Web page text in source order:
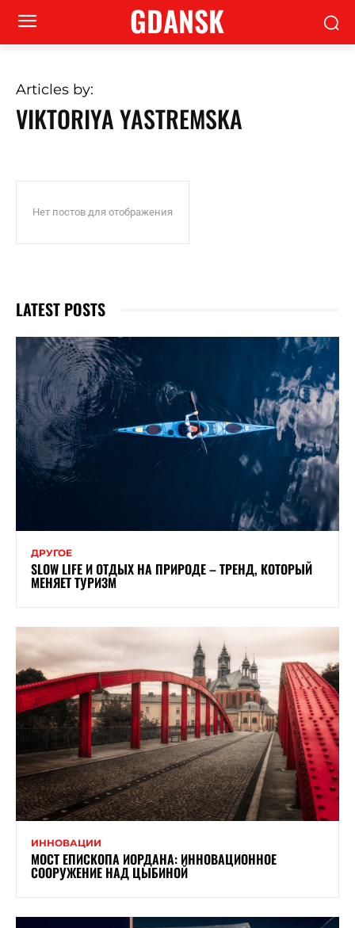
GDANSK
Articles by:
VIKTORIYA YASTREMSKA
Нет постов для отображения
LATEST POSTS
ДРУГОЕ
SLOW LIFE И ОТДЫХ НА ПРИРОДЕ – ТРЕНД, КОТОРЫЙ
МЕНЯЕТ ТУРИЗМ
ИННОВАЦИИ
МОСТ ЕПИСКОПА ИОРДАНА: ИННОВАЦИОННОЕ
СООРУЖЕНИЕ НАД ЦЫБИНОЙ